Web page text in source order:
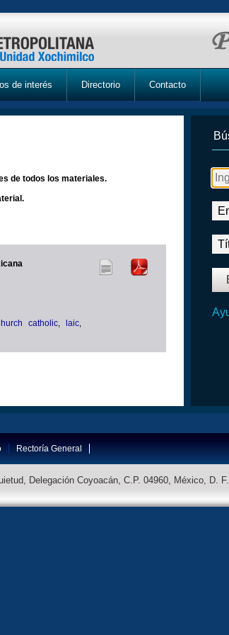
de interés Directorio Contacto
de todos los materiales.
catholic laic
Rectoría General
Delegación Coyoacán, C.P. 04960, México, D.